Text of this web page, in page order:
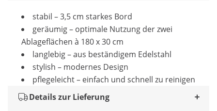
stabil – 3,5 cm starkes Bord
geräumig – optimale Nutzung der zwei
Ablageflächen à 180 x 30 cm
langlebig – aus beständigem Edelstahl
stylish – modernes Design
pflegeleicht – einfach und schnell zu reinigen
Details zur Lieferung